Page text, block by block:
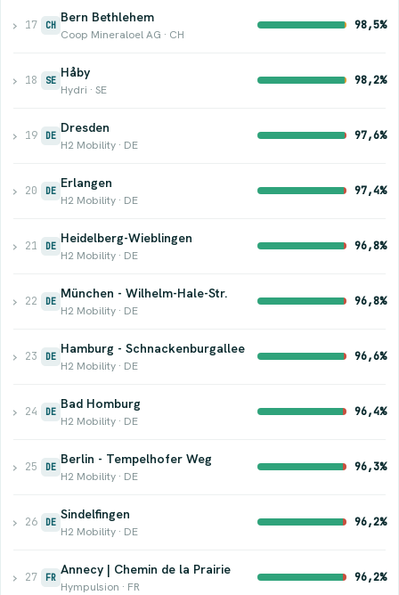
› 17 CH
Bern Bethlehem
Coop Mineraloel AG · CH
98,5%
› 18 SE
Håby
Hydri · SE
98,2%
› 19 DE
Dresden
H2 Mobility · DE
97,6%
› 20 DE
Erlangen
H2 Mobility · DE
97,4%
› 21 DE
Heidelberg-Wieblingen
H2 Mobility · DE
96,8%
› 22 DE
München - Wilhelm-Hale-Str.
H2 Mobility · DE
96,8%
› 23 DE
Hamburg - Schnackenburgallee
H2 Mobility · DE
96,6%
› 24 DE
Bad Homburg
H2 Mobility · DE
96,4%
› 25 DE
Berlin - Tempelhofer Weg
H2 Mobility · DE
96,3%
› 26 DE
Sindelfingen
H2 Mobility · DE
96,2%
› 27 FR
Annecy | Chemin de la Prairie
Hympulsion · FR
96,2%